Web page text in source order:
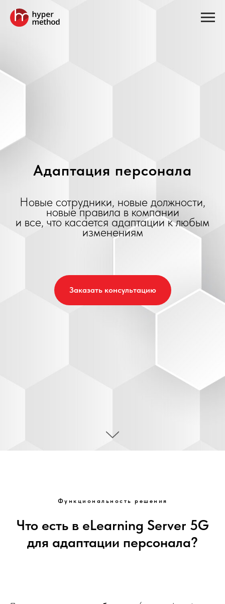
Адаптация персонала
Новые сотрудники, новые должности,
новые правила в компании
и все, что касается адаптации к любым
изменениям
Заказать консультацию
Функциональность решения
Что есть в eLearning Server 5G
для адаптации персонала?